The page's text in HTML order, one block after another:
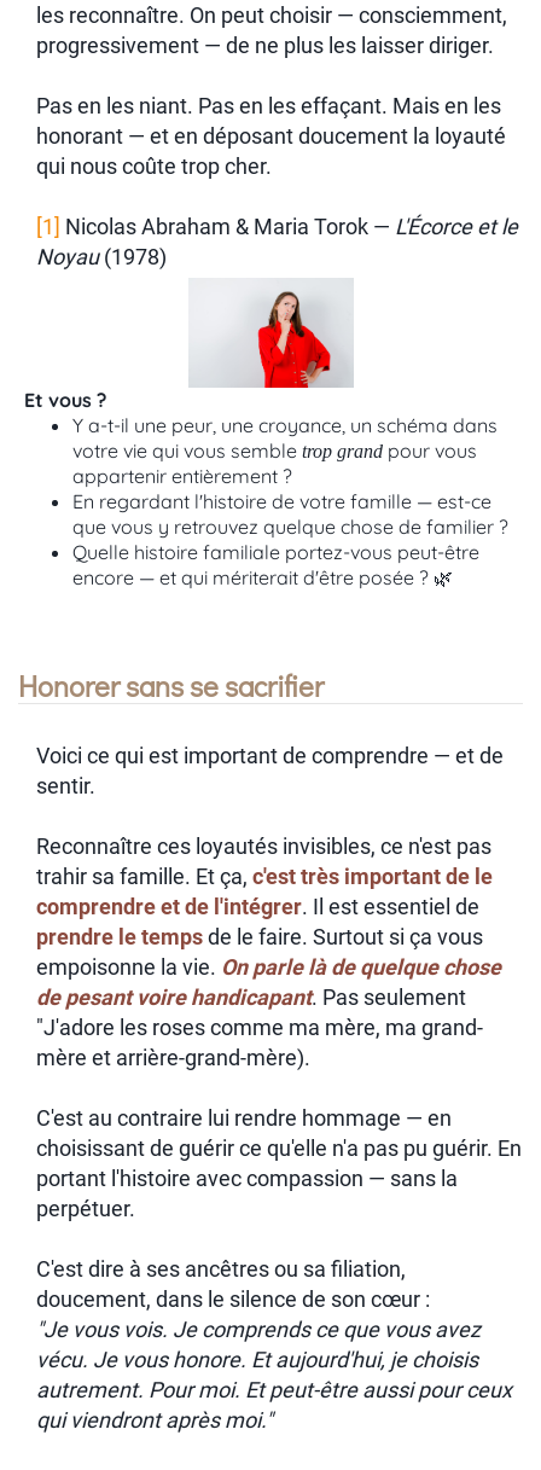
les reconnaître. On peut choisir — consciemment,
progressivement — de ne plus les laisser diriger.
Pas en les niant. Pas en les effaçant. Mais en les
honorant — et en déposant doucement la loyauté
qui nous coûte trop cher.
[1] Nicolas Abraham & Maria Torok — L'Écorce et le
Noyau(1978)
Et vous ?
Y a-t-il une peur, une croyance, un schéma dans
votre vie qui vous semble trop grand pour vous
appartenir entièrement ?
En regardant l'histoire de votre famille — est-ce
que vous y retrouvez quelque chose de familier ?
Quelle histoire familiale portez-vous peut-être
encore — et qui mériterait d'être posée ? 🌿
Honorer sans se sacrifier
Voici ce qui est important de comprendre — et de
sentir.
Reconnaître ces loyautés invisibles, ce n'est pas
trahir sa famille. Et ça, c'est très important de le
comprendre et de l'intégrer. Il est essentiel de
prendre le tempsde le faire. Surtout si ça vous
empoisonne la vie. On parle là de quelque chose
de pesant voire handicapant. Pas seulement
"J'adore les roses comme ma mère, ma grand-
mère et arrière-grand-mère).
C'est au contraire lui rendre hommage — en
choisissant de guérir ce qu'elle n'a pas pu guérir. En
portant l'histoire avec compassion — sans la
perpétuer.
C'est dire à ses ancêtres ou sa filiation,
doucement, dans le silence de son cœur :
"Je vous vois. Je comprends ce que vous avez
vécu. Je vous honore. Et aujourd'hui, je choisis
autrement. Pour moi. Et peut-être aussi pour ceux
qui viendront après moi."